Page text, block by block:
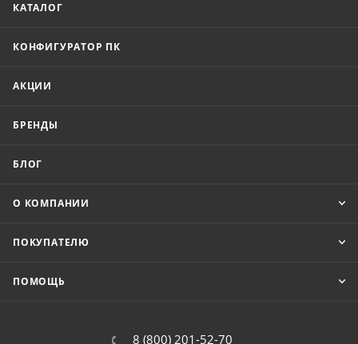
КАТАЛОГ
КОНФИГУРАТОР ПК
АКЦИИ
БРЕНДЫ
БЛОГ
О КОМПАНИИ
ПОКУПАТЕЛЮ
ПОМОЩЬ
8 (800) 201-52-70